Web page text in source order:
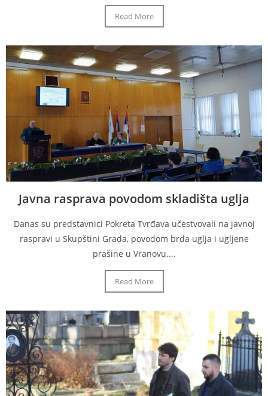
Read More
Javna rasprava povodom skladišta uglja
Danas su predstavnici Pokreta Tvrđava učestvovali na javnoj
raspravi u Skupštini Grada, povodom brda uglja i ugljene
prašine u Vranovu....
Read More